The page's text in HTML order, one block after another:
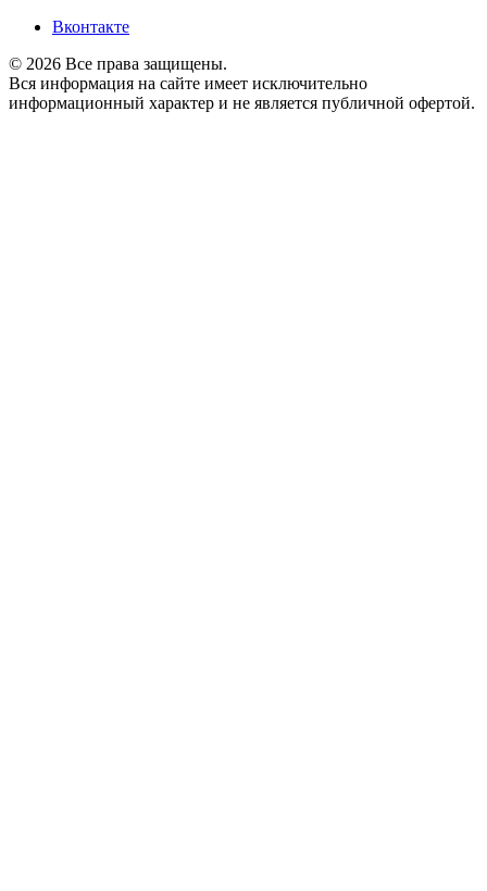
Вконтакте
© 2026 Все права защищены.
Вся информация на сайте имеет исключительно
информационный характер и не является публичной офертой.